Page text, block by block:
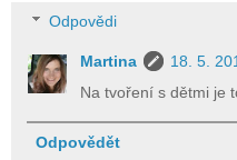
Odpovědi
Martina
18. 5.
Na tvoření s dětmi je
Odpovědět